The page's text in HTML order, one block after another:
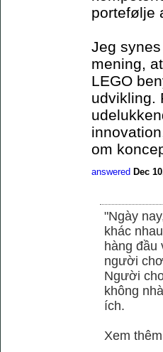
portefølje
Jeg
mening,
LEGO
udvikling.
om
answered Dec
"Ngày
khác
hàng đầu
người
Người
không
ích.
Xem